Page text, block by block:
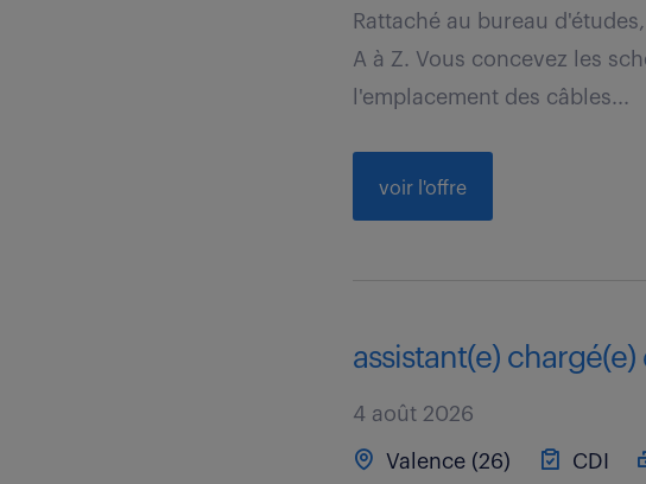
Rattaché au bureau
A à Z. Vous concevez les
l'emplacement des câbles...
voir l'offre
assistant(e)
4 août 2026
Valence (26) CDI